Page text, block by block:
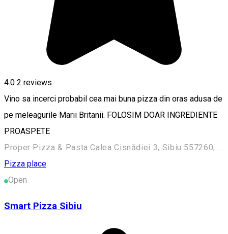
4.0 2 reviews
Vino sa incerci probabil cea mai buna pizza din oras adusa de
pe meleagurile Marii Britanii. FOLOSIM DOAR INGREDIENTE
PROASPETE
Proper Pizza & Pasta Calea Cisnădiei 3, Sibiu 557260, Romania
Pizza place
Open
Smart Pizza Sibiu